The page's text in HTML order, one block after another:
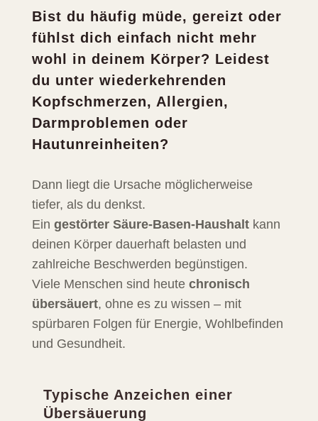
Bist du häufig müde, gereizt oder
fühlst dich einfach nicht mehr
wohl in deinem Körper? Leidest
du unter wiederkehrenden
Kopfschmerzen, Allergien,
Darmproblemen oder
Hautunreinheiten?
Dann liegt die Ursache möglicherweise
tiefer, als du denkst.
Ein gestörter Säure-Basen-Haushaltkann
deinen Körper dauerhaft belasten und
zahlreiche Beschwerden begünstigen.
Viele Menschen sind heute chronisch
übersäuert, ohne es zu wissen – mit
spürbaren Folgen für Energie, Wohlbefinden
und Gesundheit.
Typische Anzeichen einer
Übersäuerung